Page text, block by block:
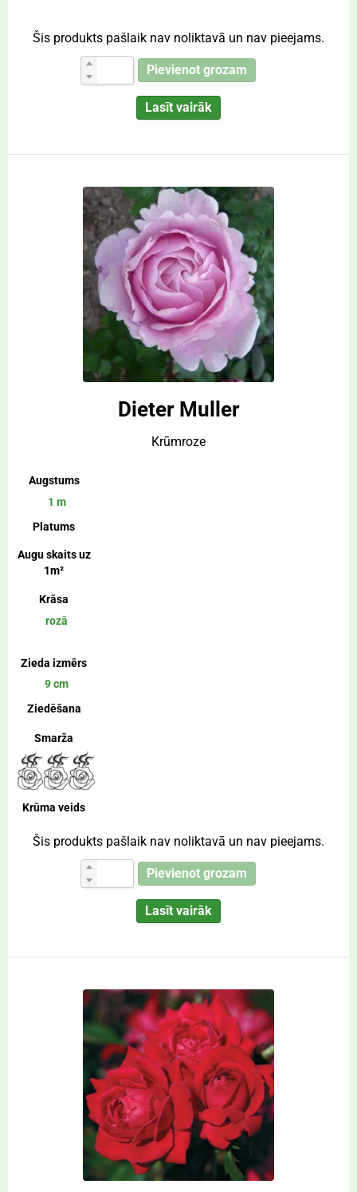
Šis produkts pašlaik nav noliktavā un nav pieejams.
Pievienot grozam
Lasīt vairāk
Dieter Muller
Krūmroze
Augstums
1 m
Platums
Augu skaits uz
1m²
Krāsa
rozā
Zieda izmērs
9 cm
Ziedēšana
Smarža
Krūma veids
Šis produkts pašlaik nav noliktavā un nav pieejams.
Pievienot grozam
Lasīt vairāk